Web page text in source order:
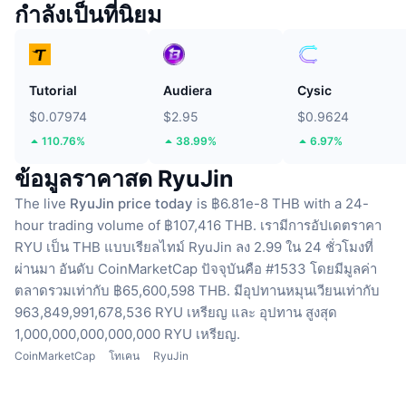
กำลังเป็นที่นิยม
Tutorial
$0.07974
110.76%
Audiera
$2.95
38.99%
Cysic
$0.9624
6.97%
ข้อมูลราคาสด RyuJin
The live RyuJin price today is ฿6.81e-8 THB with a 24-
hour trading volume of ฿107,416 THB. เรามีการอัปเดตราคา
RYU เป็น THB แบบเรียลไทม์ RyuJin ลง 2.99 ใน 24 ชั่วโมงที่
ผ่านมา อันดับ CoinMarketCap ปัจจุบันคือ #1533 โดยมีมูลค่า
ตลาดรวมเท่ากับ ฿65,600,598 THB. มีอุปทานหมุนเวียนเท่ากับ
963,849,991,678,536 RYU เหรียญ และ อุปทาน สูงสุด
1,000,000,000,000,000 RYU เหรียญ.
CoinMarketCap โทเคน RyuJin